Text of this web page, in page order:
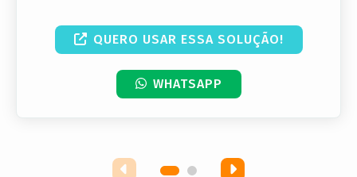
QUERO USAR ESSA SOLUÇÃO!
WHATSAPP